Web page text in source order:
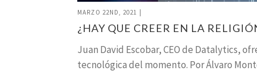
MARZO 22ND, 2021 |
¿HAY QUE CREER EN LA
Juan David Escobar, CEO de Datalytics,
tecnológica del momento. Por Álvaro